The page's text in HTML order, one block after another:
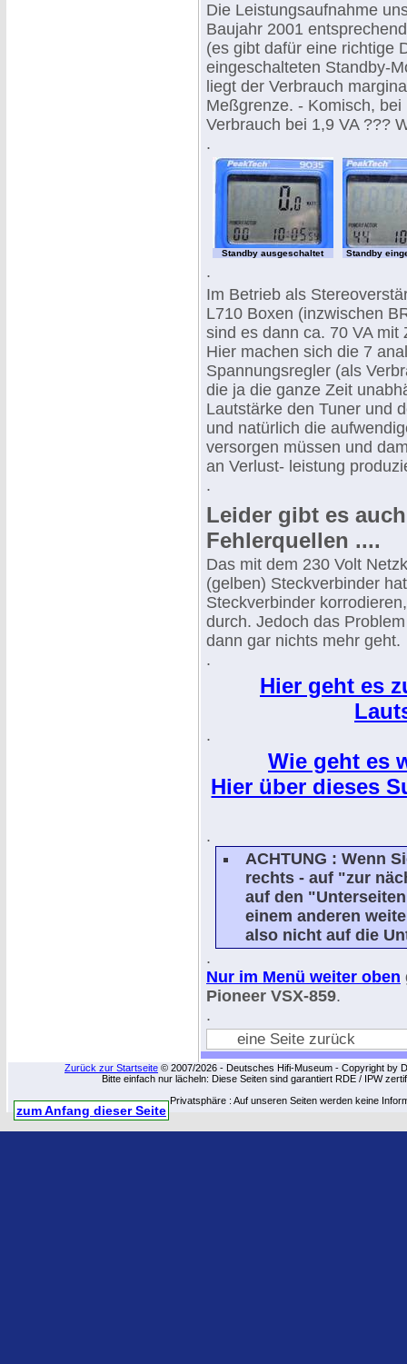
Die Leistungsaufnahme
Baujahr 2001
(es gibt dafür eine richtige
eingeschalteten Standby-
liegt der Verbrauch
Meßgrenze. - Komisch,
Verbrauch bei 1,9 VA ???
.
Standby ausgeschaltet Standby
.
Im Betrieb als
L710 Boxen (inzwischen
sind es dann ca. 70 VA mit
Hier machen sich die 7
Spannungsregler (als
die ja die ganze Zeit
Lautstärke den Tuner und
und natürlich die
versorgen müssen und
an Verlust- leistung
.
Leider gibt es
Fehlerquellen ....
Das mit dem 230 Volt
(gelben) Steckverbinder
Steckverbinder
durch. Jedoch das
dann gar nichts mehr geht.
.
Hier geht es
.
Wie geht es
Hier über dieses
.
ACHTUNG : Wenn
rechts - auf "zur
auf den
einem anderen
also nicht auf die
.
Nur im Menü weiter oben
Pioneer VSX-859.
.
eine Seite zurück
Zurück zur Startseite © 2007/2026 - Deutsches Hifi-Museum - Copyright by
Bitte einfach nur lächeln: Diese Seiten sind garantiert RDE / IPW
Privatsphäre : Auf unseren Seiten werden keine
zum Anfang dieser Seite